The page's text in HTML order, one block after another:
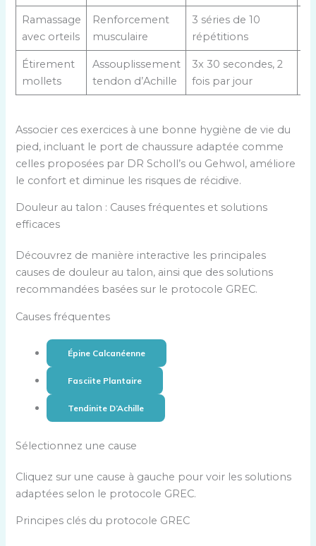
Ramassage
avec orteils
Renforcement
musculaire
3 séries de 10
répétitions
Étirement
mollets
Assouplissement
tendon d’Achille
3x 30 secondes, 2
fois par jour
Associer ces exercices à une bonne hygiène de vie du
pied, incluant le port de chaussure adaptée comme
celles proposées par DR Scholl’s ou Gehwol, améliore
le confort et diminue les risques de récidive.
Douleur au talon : Causes fréquentes et solutions
efficaces
Découvrez de manière interactive les principales
causes de douleur au talon, ainsi que des solutions
recommandées basées sur le protocole GREC.
Causes fréquentes
Épine Calcanéenne
Fasciite Plantaire
Tendinite D’Achille
Sélectionnez une cause
Cliquez sur une cause à gauche pour voir les solutions
adaptées selon le protocole GREC.
Principes clés du protocole GREC